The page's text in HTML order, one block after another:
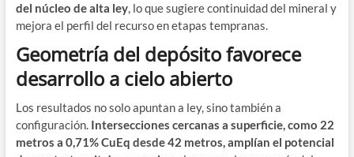
del núcleo de alta ley, lo que sugiere continuidad del mineral y
mejora el perfil del recurso en etapas tempranas.
Geometría del depósito favorece
desarrollo a cielo abierto
Los resultados no solo apuntan a ley, sino también a
configuración. Intersecciones cercanas a superficie, como 22
metros a 0,71% CuEq desde 42 metros, amplían el potencial